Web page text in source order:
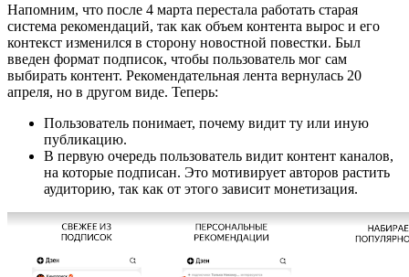
Напомним, что после 4 марта перестала работать старая
система рекомендаций, так как объем контента вырос и его
контекст изменился в сторону новостной повестки. Был
введен формат подписок, чтобы пользователь мог сам
выбирать контент. Рекомендательная лента вернулась 20
апреля, но в другом виде. Теперь:
Пользователь понимает, почему видит ту или иную
публикацию.
В первую очередь пользователь видит контент каналов,
на которые подписан. Это мотивирует авторов растить
аудиторию, так как от этого зависит монетизация.